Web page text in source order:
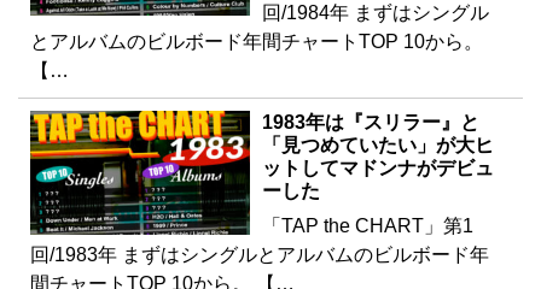
回/1984年 まずはシングル
とアルバムのビルボード年間チャートTOP 10から。
【…
1983年は『スリラー』と
「見つめていたい」が大ヒ
ットしてマドンナがデビュ
ーした
「TAP the CHART」第1
回/1983年 まずはシングルとアルバムのビルボード年
間チャートTOP 10から。 【…